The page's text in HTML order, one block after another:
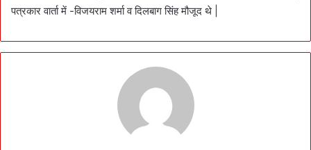
पत्रकार वार्ता में -विजयराम शर्मा व दिलबाग सिंह मौजूद थे |